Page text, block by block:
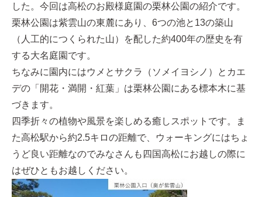
した。今回は高松のお殿様庭園の栗林公園の紹介です。
栗林公園は紫雲山の東麓にあり、6つの池と13の築山
（人工的につくられた山）を配した約400年の歴史を有
する大名庭園です。
ちなみに園内にはウメとサクラ（ソメイヨシノ）とカエ
デの「開花・満開・紅葉」は栗林公園にある標本木に基
づきます。
四季折々の植物や風景を楽しめる癒しスポットです。ま
た高松駅から約2.5キロの距離で、ウォーキングにはちょ
うど良い距離なのでみなさんも四国高松にお越しの際に
はぜひともお越しください。